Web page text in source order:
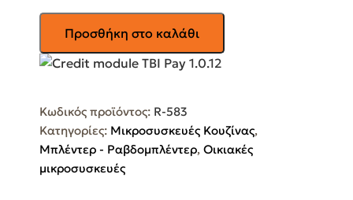
Μπλέντερ
για
Γυάλινη
Κανάτα
1.5lt
1400W
Προσθήκη στο καλάθι
Κωδικός προϊόντος: R-583
Κατηγορίες: Μικροσυσκευές Κουζίνας,
Μπλέντερ - Ραβδομπλέντερ, Οικιακές
μικροσυσκευές